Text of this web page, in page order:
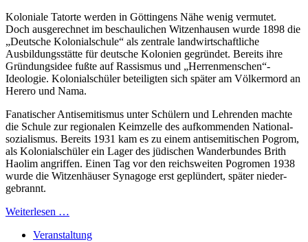
Koloniale Tatorte werden in Göttingens Nähe wenig vermutet.
Doch aus­gerechnet im beschau­lichen Witzen­hausen wurde 1898 die
„Deutsche Kolonial­schule“ als zentrale land­wirtschaft­liche
Ausbildungs­stätte für deutsche Kolonien gegründet. Bereits ihre
Gründungs­idee fußte auf Rassismus und „Herren­menschen“-
Ideologie. Kolonial­schüler beteiligten sich später am Völkermord an
Herero und Nama.
Fanatischer Anti­semitismus unter Schülern und Lehrenden machte
die Schule zur regionalen Keimzelle des auf­kommenden National­
sozialismus. Bereits 1931 kam es zu einem anti­semitischen Pogrom,
als Kolonial­schüler ein Lager des jüdischen Wander­bundes Brith
Haolim angriffen. Einen Tag vor den reichs­weiten Pogromen 1938
wurde die Witzen­häuser Synagoge erst geplündert, später nieder­
gebrannt.
Weiterlesen …
Veranstaltung